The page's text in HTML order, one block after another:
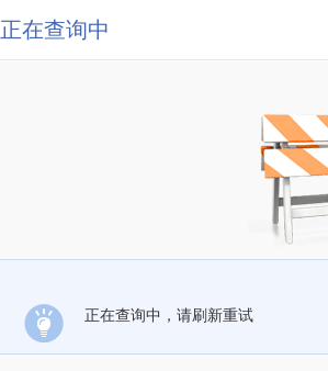
正在查询中
正在查询中，请刷新重试